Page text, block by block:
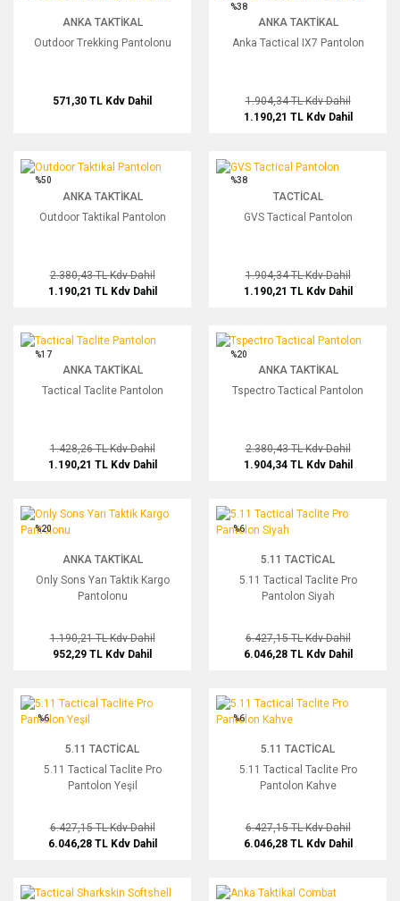
ANKA TAKTIKAL
Outdoor Trekking Pantolonu
571,30 TL Kdv Dahil
%38
ANKA TAKTIKAL
Anka Tactical IX7 Pantolon
1.904,34 TLKdv Dahil
1.190,21 TL Kdv Dahil
Outdoor Taktikal Pantolon
%50
ANKA TAKTIKAL
Outdoor Taktikal Pantolon
2.380,43 TLKdv Dahil
1.190,21 TL Kdv Dahil
GVS Tactical Pantolon
%38
TACTICAL
GVS Tactical Pantolon
1.904,34 TLKdv Dahil
1.190,21 TL Kdv Dahil
Tactical Taclite Pantolon
%17
ANKA TAKTIKAL
Tactical Taclite Pantolon
1.428,26 TLKdv Dahil
1.190,21 TL Kdv Dahil
Tspectro Tactical Pantolon
%20
ANKA TAKTIKAL
Tspectro Tactical Pantolon
2.380,43 TLKdv Dahil
1.904,34 TL Kdv Dahil
Only Sons Yarı Taktik Kargo Pantolonu
%20
ANKA TAKTIKAL
Only Sons Yarı Taktik Kargo
Pantolonu
1.190,21 TLKdv Dahil
952,29 TL Kdv Dahil
5.11 Tactical Taclite Pro Pantolon
%6
5.11 TACTICAL
5.11 Tactical Taclite Pro
Pantolon Siyah
6.427,15 TLKdv Dahil
6.046,28 TL Kdv Dahil
5.11 Tactical Taclite Pro Pantolon Yeşil
%6
5.11 TACTICAL
5.11 Tactical Taclite Pro
Pantolon Yeşil
6.427,15 TLKdv Dahil
6.046,28 TL Kdv Dahil
5.11 Tactical Taclite Pro Pantolon
%6
5.11 TACTICAL
5.11 Tactical Taclite Pro
Pantolon Kahve
6.427,15 TLKdv Dahil
6.046,28 TL Kdv Dahil
Tactical Sharkskin Softshell Pantolon Anka Taktikal Combat Pantolonu